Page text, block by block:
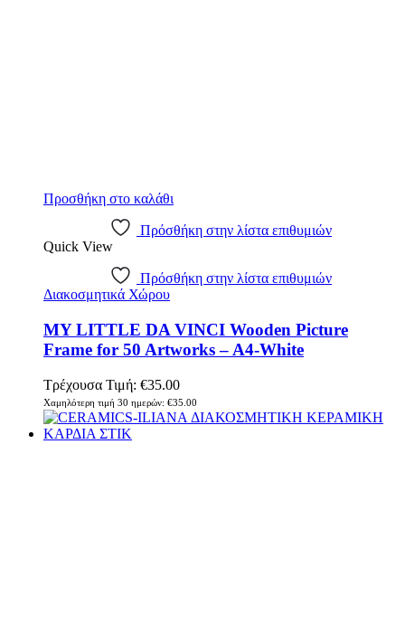
Προσθήκη στο καλάθι
Πρόσθήκη στην λίστα επιθυμιών
Quick View
Πρόσθήκη στην λίστα επιθυμιών
Διακοσμητικά Χώρου
MY LITTLE DA VINCI Wooden Picture
Frame for 50 Artworks – A4-White
Τρέχουσα Τιμή: €35.00
Χαμηλότερη τιμή 30 ημερών: €35.00